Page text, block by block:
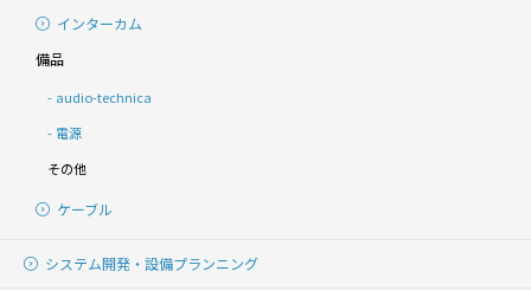
インターカム
備品
audio-technica
電源
その他
ケーブル
システム開発・ 設備プランニング